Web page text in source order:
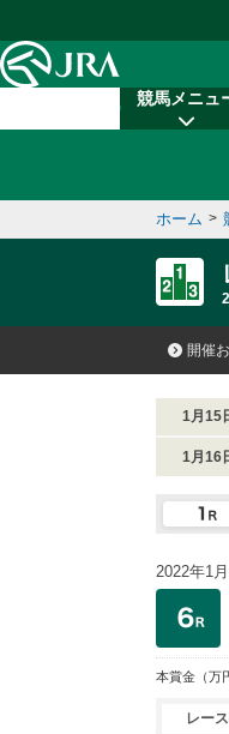
競馬メニュ
ホーム >
開催
1月15
1月16
2022年1
本賞金 （万
レー